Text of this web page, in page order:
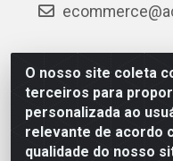
O nosso site coleta
terceiros para
personalizada ao
relevante de acordo
qualidade do nosso
AC Araujo
São Cristóvão, Rio
CNPJ